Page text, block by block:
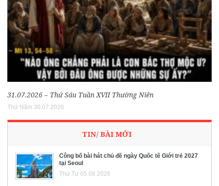
31.07.2026 – Thứ Sáu Tuần XVII Thường Niên
Thứ Năm 30.07.2026
TIN/ BÀI MỚI
Công bố bài hát chủ đề ngày Quốc tế Giới trẻ 2027
tại Seoul
Thứ Tư 05.08.2026